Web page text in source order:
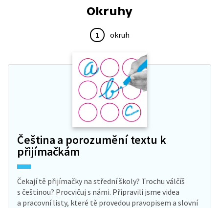
Okruhy
1 okruh
Čeština a porozumění textu k
přijímačkám
Čekají tě přijímačky na střední školy? Trochu válčíš
s češtinou? Procvičuj s námi. Připravili jsme videa
a pracovní listy, které tě provedou pravopisem a slovní